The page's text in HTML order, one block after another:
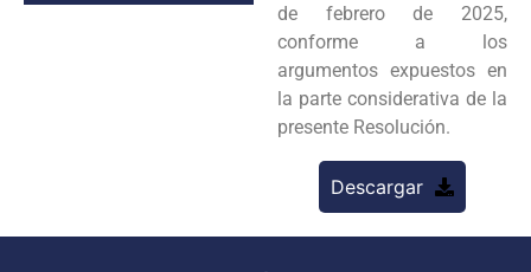
de febrero de 2025,
conforme a los
argumentos expuestos en
la parte considerativa de la
presente Resolución.
Descargar